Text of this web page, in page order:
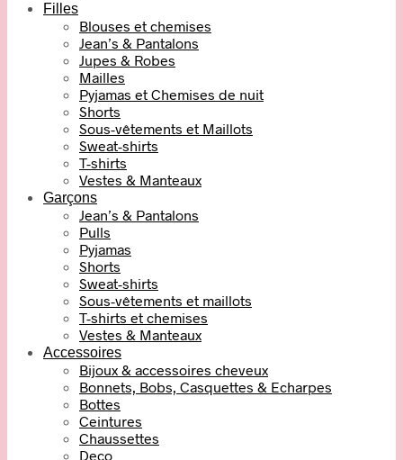
Filles
Blouses et chemises
Jean’s & Pantalons
Jupes & Robes
Mailles
Pyjamas et Chemises de nuit
Shorts
Sous-vêtements et Maillots
Sweat-shirts
T-shirts
Vestes & Manteaux
Garçons
Jean’s & Pantalons
Pulls
Pyjamas
Shorts
Sweat-shirts
Sous-vêtements et maillots
T-shirts et chemises
Vestes & Manteaux
Accessoires
Bijoux & accessoires cheveux
Bonnets, Bobs, Casquettes & Echarpes
Bottes
Ceintures
Chaussettes
Deco